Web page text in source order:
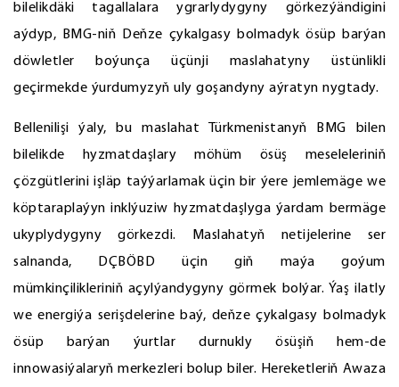
bilelikdäki tagallalara ygrarlydygyny görkezýändigini
aýdyp, BMG-niň Deňze çykalgasy bolmadyk ösüp barýan
döwletler boýunça üçünji maslahatyny üstünlikli
geçirmekde ýurdumyzyň uly goşandyny aýratyn nygtady.
Bellenilişi ýaly, bu maslahat Türkmenistanyň BMG bilen
bilelikde hyzmatdaşlary möhüm ösüş meseleleriniň
çözgütlerini işläp taýýarlamak üçin bir ýere jemlemäge we
köptaraplaýyn inklýuziw hyzmatdaşlyga ýardam bermäge
ukyplydygyny görkezdi. Maslahatyň netijelerine ser
salnanda, DÇBÖBD üçin giň maýa goýum
mümkinçilikleriniň açylýandygyny görmek bolýar. Ýaş ilatly
we energiýa serişdelerine baý, deňze çykalgasy bolmadyk
ösüp barýan ýurtlar durnukly ösüşiň hem-de
innowasiýalaryň merkezleri bolup biler. Hereketleriň Awaza